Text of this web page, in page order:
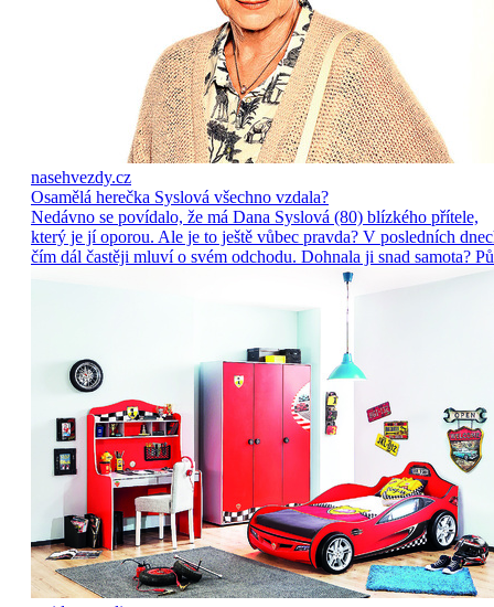
nasehvezdy.cz
Osamělá herečka Syslová všechno vzdala?
Nedávno se povídalo, že má Dana Syslová (80) blízkého přítele,
který je jí oporou. Ale je to ještě vůbec pravda? V posledních
čím dál častěji mluví o svém odchodu. Dohnala ji snad samota?